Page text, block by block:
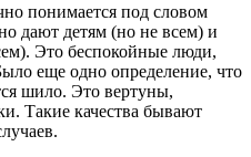
понимается под словом
дают детям (но не всем) и
Это беспокойные люди,
еще одно определение, что
шило. Это вертуны,
Такие качества бывают